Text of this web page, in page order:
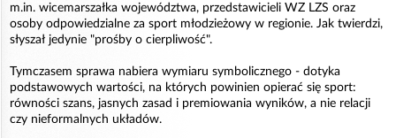
m.in. wicemarszałka województwa, przedstawicieli WZ LZS oraz
osoby odpowiedzialne za sport młodzieżowy w regionie. Jak twierdzi,
słyszał jedynie "prośby o cierpliwość".
Tymczasem sprawa nabiera wymiaru symbolicznego - dotyka
podstawowych wartości, na których powinien opierać się sport:
równości szans, jasnych zasad i premiowania wyników, a nie relacji
czy nieformalnych układów.